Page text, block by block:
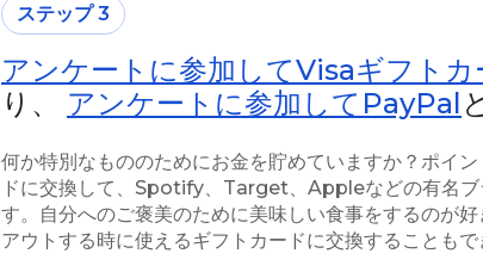
ステップ 3
アンケートに参加してVisaギフトカ
り、 アンケートに参加してPayPal
何か特別なもののためにお金を貯めていますか？ポイ
ドに交換して、Spotify、Target、Appleなどの有名ブ
す。自分へのご褒美のために美味しい食事をするのが
アウトする時に使えるギフトカードに交換することもで